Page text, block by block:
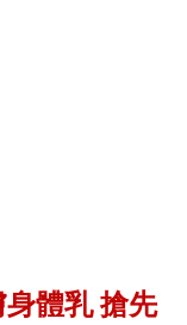
體乳 搶先